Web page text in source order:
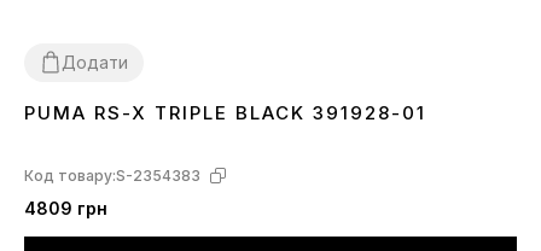
Додати
3640.5 4142.5 43 44 44.5
PUMA RS-X TRIPLE BLACK 391928-01
Код товару:S-2354383
4809 грн